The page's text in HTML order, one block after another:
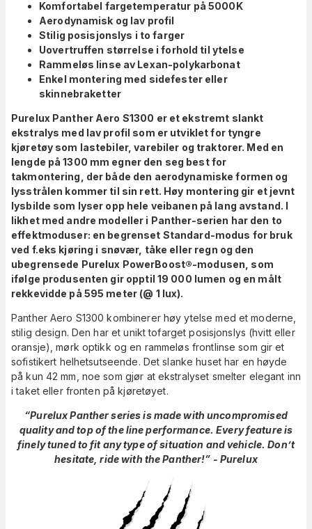
Komfortabel fargetemperatur på 5000K
Aerodynamisk og lav profil
Stilig posisjonslys i to farger
Uovertruffen størrelse i forhold til ytelse
Rammeløs linse av Lexan-polykarbonat
Enkel montering med sidefester eller
skinnebraketter
Purelux Panther Aero S1300 er et ekstremt slankt
ekstralys med lav profil som er utviklet for tyngre
kjøretøy som lastebiler, varebiler og traktorer. Med en
lengde på 1300 mm egner den seg best for
takmontering, der både den aerodynamiske formen og
lysstrålen kommer til sin rett. Høy montering gir et jevnt
lysbilde som lyser opp hele veibanen på lang avstand. I
likhet med andre modeller i Panther-serien har den to
effektmoduser: en begrenset Standard-modus for bruk
ved f.eks kjøring i snøvær, tåke eller regn og den
ubegrensede Purelux PowerBoost®-modusen, som
ifølge produsenten gir opptil 19 000 lumen og en målt
rekkevidde på 595 meter (@ 1 lux).
Panther Aero S1300 kombinerer høy ytelse med et moderne,
stilig design. Den har et unikt tofarget posisjonslys (hvitt eller
oransje), mørk optikk og en rammeløs frontlinse som gir et
sofistikert helhetsutseende. Det slanke huset har en høyde
på kun 42 mm, noe som gjør at ekstralyset smelter elegant inn
i taket eller fronten på kjøretøyet.
“Purelux Panther series is made with uncompromised
quality and top of the line performance. Every feature is
finely tuned to fit any type of situation and vehicle. Don’t
hesitate, ride with the Panther!” - Purelux